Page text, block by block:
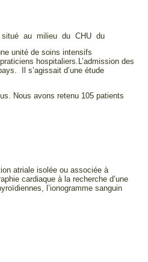
situé au milieu du CHU du
unité de soins intensifs
hospitaliers.L’admission des
Il s’agissait d’une étude
Nous avons retenu 105 patients
atriale isolée ou associée à
cardiaque à la recherche d’une
l’ionogramme sanguin